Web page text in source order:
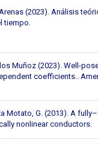
(2023). Análisis
tiempo.
Muñoz (2023). Well-
coefficients..
Motato, G. (2013). A
nonlinear conductors.